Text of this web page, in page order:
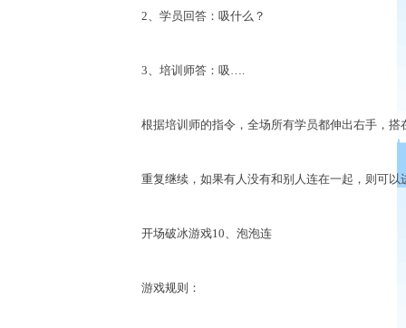
2、学员回答：吸什么？
3、培训师答：吸….
根据培训师的指令，全场所有学员都伸出右手，搭
重复继续，如果有人没有和别人连在一起，则可以
开场破冰游戏10、泡泡连
游戏规则：